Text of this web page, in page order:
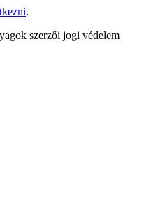
.
szerzői jogi védelem